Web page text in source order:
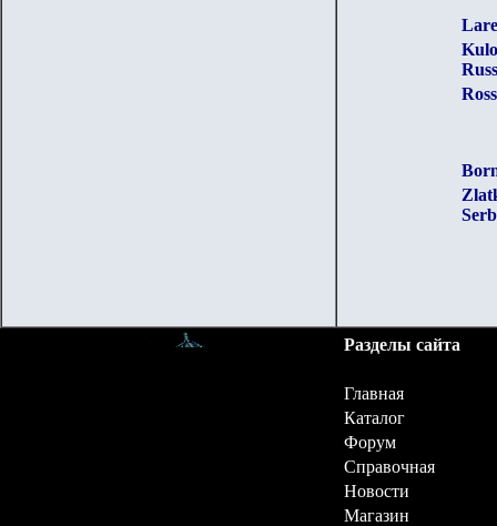
Разделы сайта
Главная
Каталог
Форум
Справочная
Новости
Магазин